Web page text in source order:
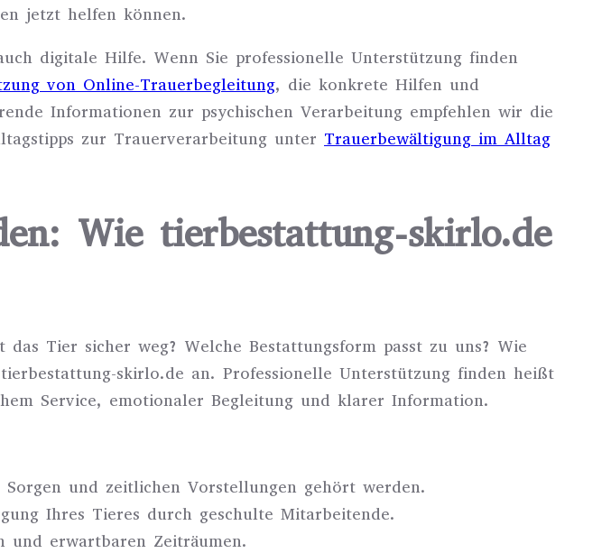
jetzt helfen können.
digitale Hilfe. Wenn Sie professionelle Unterstützung finden
von Online-Trauerbegleitung, die konkrete Hilfen und
Informationen zur psychischen Verarbeitung empfehlen wir die
zur Trauerverarbeitung unter Trauerbewältigung im Alltag
Wie tierbestattung-skirlo.de
Tier sicher weg? Welche Bestattungsform passt zu uns? Wie
skirlo.de an. Professionelle Unterstützung finden heißt
Service, emotionaler Begleitung und klarer Information.
und zeitlichen Vorstellungen gehört werden.
Ihres Tieres durch geschulte Mitarbeitende.
und erwartbaren Zeiträumen.